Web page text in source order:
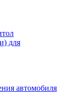
для
автомобиля